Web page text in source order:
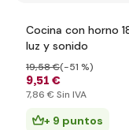
Cocina con horno
luz y sonido
9,51 €
19,58 €(-51 %)
7,86 € Sin IVA
+ 9 puntos